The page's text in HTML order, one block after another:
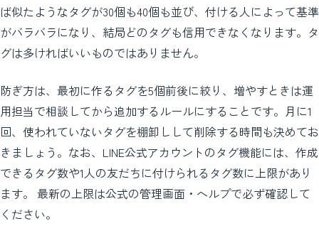
ば似たようなタグが30個も40個も並び、付ける人によって基準
がバラバラになり、結局どのタグも信用できなくなります。タ
グは多ければいいものではありません。
防ぎ方は、最初に作るタグを5個前後に絞り、増やすときは運
用担当で相談してから追加するルールにすることです。月に1
回、使われていないタグを棚卸しして削除する時間も決めてお
きましょう。なお、LINE公式アカウントのタグ機能には、作成
できるタグ数や1人の友だちに付けられるタグ数に上限があり
ます。 最新の上限は公式の管理画面・ヘルプで必ず確認して
ください。